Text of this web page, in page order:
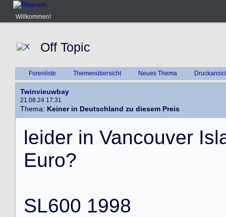
Willkommen!
Off Topic
Forenliste Themenübersicht Neues Thema
Twinvieuwbay
21.08.24 17:31
Thema: Keiner in Deutschland zu diesem Preis
leider in Vancouver Isl
Euro?
SL600 1998